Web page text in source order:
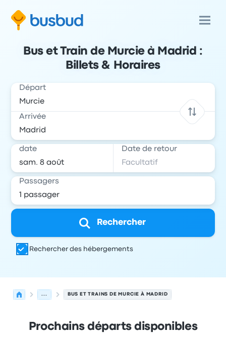
Bus et Train de Murcie à Madrid :
Billets & Horaires
Départ
Arrivée
date Date de retour
Passagers
Rechercher
Rechercher des hébergements
... BUS ET TRAINS DE MURCIE À MADRID
Prochains départs disponibles